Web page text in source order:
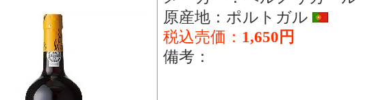
原産地：ポルトガル
税込売価： 1,650円
備考：